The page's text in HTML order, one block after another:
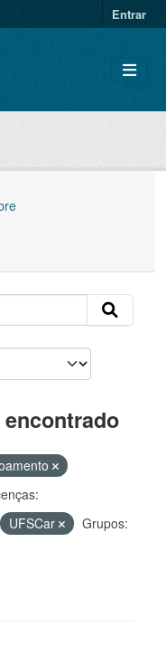
Entrar
UFSCar
Grupos: